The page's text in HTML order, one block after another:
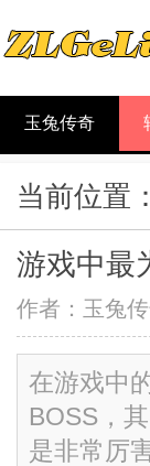
玉兔传奇
当前位置：
游戏中最
作者： 玉兔
在游戏中
BOSS，
是非常厉